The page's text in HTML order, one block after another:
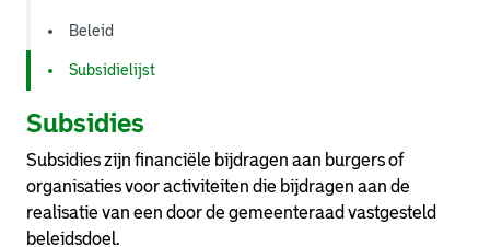
Beleid
Subsidielijst
Subsidies
Subsidies zijn financiële bijdragen aan burgers of
organisaties voor activiteiten die bijdragen aan de
realisatie van een door de gemeenteraad vastgesteld
beleidsdoel.